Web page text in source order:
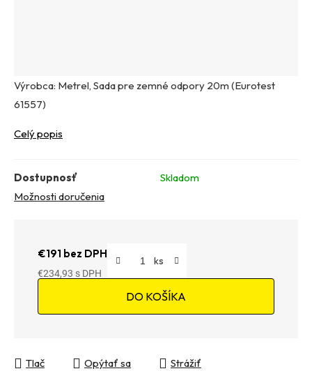
Výrobca: Metrel, Sada pre zemné odpory 20m (Eurotest
61557)
Celý popis
Dostupnosť
Skladom
Možnosti doručenia
€191 bez DPH
€234,93
DO KOŠÍKA
Tlač Opýtať sa Strážiť